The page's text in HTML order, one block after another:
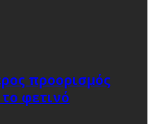
προορισμός
φετινό